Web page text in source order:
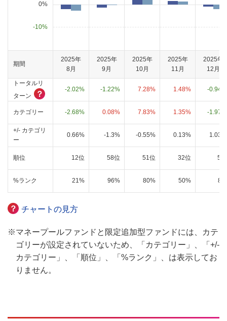
0%
-10%
期間
トータルリ
ターン
？
カテゴリー
+/- カテゴリ
ー
順位
%ランク
2025年
8月
2025年
9月
2025年
10月
2025年
11月
2025年
12月
-2.02% -1.22% 7.28% 1.48% -0.94%
-2.68% 0.08% 7.83% 1.35% -1.97%
0.66% -1.3% -0.55% 0.13% 1.03%
12位 58位 51位 32位 5位
21% 96% 80% 50% 8%
？ チャートの見方
※マネープールファンドと限定追加型ファンドには、カテ
ゴリーが設定されていないため、「カテゴリー」、「+/-
カテゴリー」、「順位」、「%ランク」、は表示してお
りません。